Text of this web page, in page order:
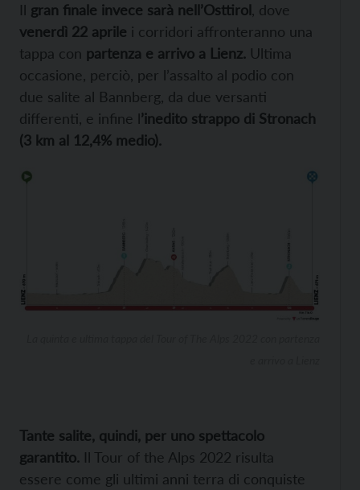
Il gran finale invece sarà nell’Osttirol , dove
venerdì 22 aprile i corridori affronteranno una
tappa con partenza e arrivo a Lienz. Ultima
occasione, perciò, per l’assalto al podio con
due salite al Bannberg, da due versanti
differenti, e infine l’inedito strappo di Stronach
(3 km al 12,4% medio).
Tante salite, quindi, per uno spettacolo
garantito. Il Tour of the Alps 2022 risulta
essere come gli ultimi anni terra di conquiste